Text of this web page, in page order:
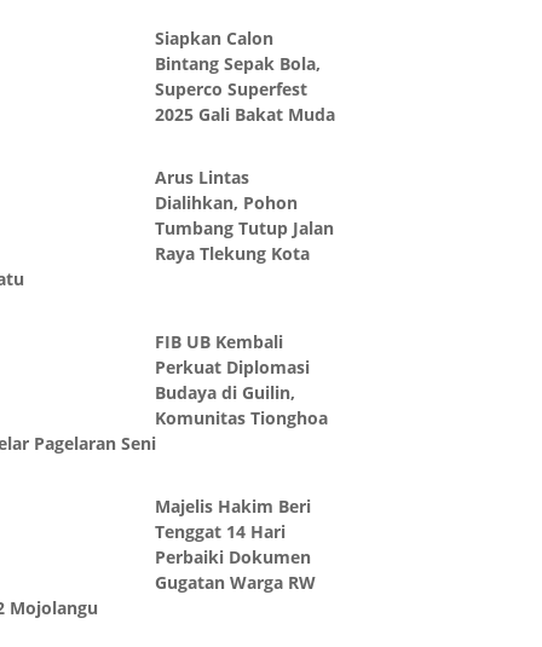
Siapkan Calon
Bintang Sepak Bola,
Superco Superfest
2025 Gali Bakat Muda
Arus Lintas
Dialihkan, Pohon
Tumbang Tutup Jalan
Raya Tlekung Kota
FIB UB Kembali
Perkuat Diplomasi
Budaya di Guilin,
Komunitas Tionghoa
Pagelaran Seni
Majelis Hakim Beri
Tenggat 14 Hari
Perbaiki Dokumen
Gugatan Warga RW
Mojolangu